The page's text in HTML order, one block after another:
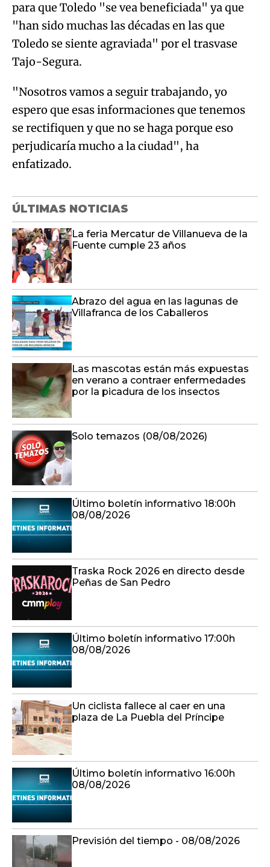
para que Toledo "se vea beneficiada" ya que
"han sido muchas las décadas en las que
Toledo se siente agraviada" por el trasvase
Tajo-Segura.
"Nosotros vamos a seguir trabajando, yo
espero que esas informaciones que tenemos
se rectifiquen y que no se haga porque eso
perjudicaría mucho a la ciudad", ha
enfatizado.
ÚLTIMAS NOTICIAS
La feria Mercatur de Villanueva de la
Fuente cumple 23 años
Abrazo del agua en las lagunas de
Villafranca de los Caballeros
Las mascotas están más expuestas
en verano a contraer enfermedades
por la picadura de los insectos
Solo temazos (08/08/2026)
Último boletín informativo 18:00h
08/08/2026
Traska Rock 2026 en directo desde
Peñas de San Pedro
Último boletín informativo 17:00h
08/08/2026
Un ciclista fallece al caer en una
plaza de La Puebla del Príncipe
Último boletín informativo 16:00h
08/08/2026
Previsión del tiempo - 08/08/2026